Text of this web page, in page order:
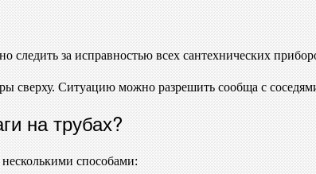
следить за исправностью всех сантехнических
сверху. Ситуацию можно разрешить сообща с
на трубах?
способами: